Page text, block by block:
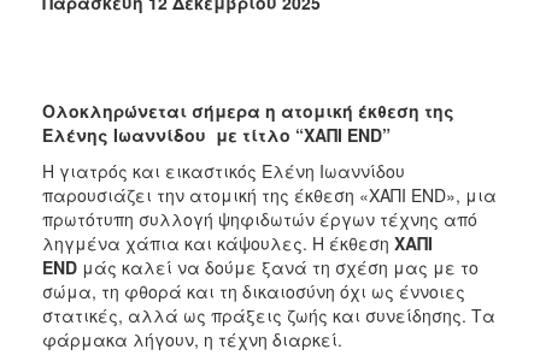
Ολοκληρώνεται σήμερα η ατομική έκθεση της
Ελένης Ιωαννίδου με τίτλο “ΧΑΠΙ END”
Η γιατρός και εικαστικός Ελένη Ιωαννίδου
παρουσιάζει την ατομική της έκθεση «ΧΑΠΙ END», μια
πρωτότυπη συλλογή ψηφιδωτών έργων τέχνης από
ληγμένα χάπια και κάψουλες. Η έκθεση ΧΑΠΙ
END μάς καλεί να δούμε ξανά τη σχέση μας με το
σώμα, τη φθορά και τη δικαιοσύνη όχι ως έννοιες
στατικές, αλλά ως πράξεις ζωής και συνείδησης. Τα
φάρμακα λήγουν, η τέχνη διαρκεί.